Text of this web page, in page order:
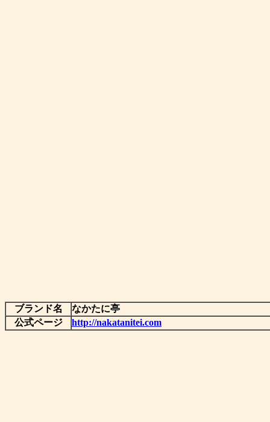
ブランド名
なかたに亭
公式ページ
http://nakatanitei.com